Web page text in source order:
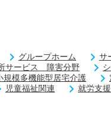
グループホーム
サ
サービス 障害分野
規模多機能型居宅介護
児童福祉関連
就労支